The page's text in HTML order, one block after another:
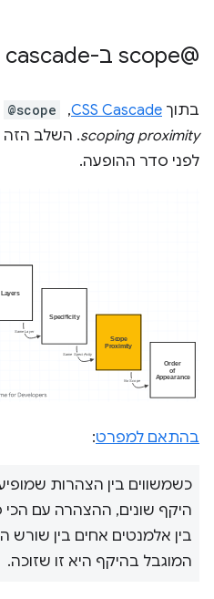
‫@scope ב-cascade
בתוך CSS Cascade
, ‏
@scope
scoping proximity. השלב הזה
לפני סדר ההופעה.
בהתאם למפרט:
כשמשווים בין הצהרות
היקף שונים, ההצהרה עם הכי
בין אלמנטים אחים בין שורש
המוגבל בהיקף היא זו שזוכה.